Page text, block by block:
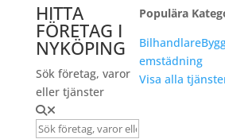
HITTA
FÖRETAG I
NYKÖPING
Sök företag, varor
eller tjänster
Populära
Bilhandlare
emstädning
Visa alla